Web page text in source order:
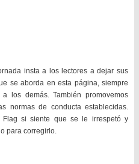
insta a los lectores a dejar sus
se aborda en esta página, siempre
los demás. También promovemos
normas de conducta establecidas.
si siente que se le irrespetó y
para corregirlo.